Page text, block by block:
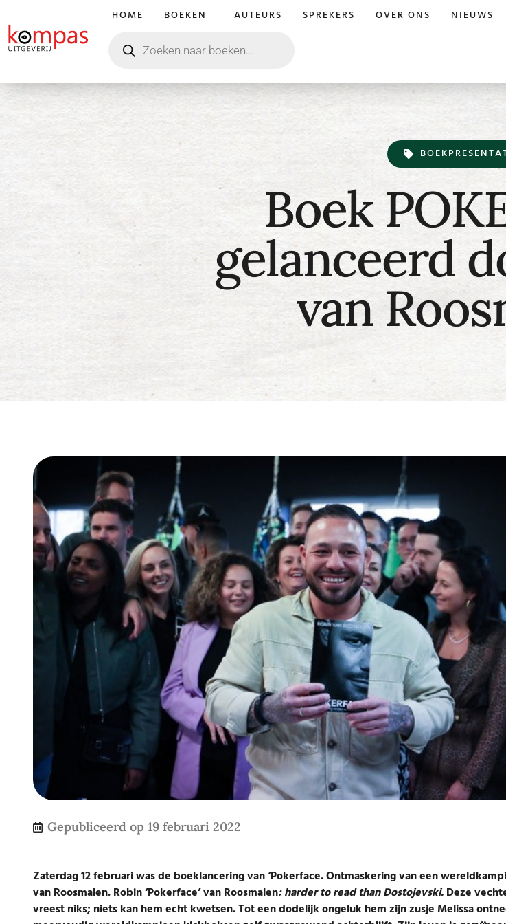
HOME BOEKEN AUTEURS SPREKERS OVER ONS NIEUWS
Boek
gelanceerd
van
Gepubliceerd op 19 februari 2022
Zaterdag 12 februari was de boeklancering van ‘Pokerface. Ontmaskering van een
van Roosmalen. Robin ‘Pokerface’ van Roosmalen: harder to read than Dostojevski.Deze
vreest niks; niets kan hem echt kwetsen. Tot een dodelijk ongeluk hem zijn zusje Melissa